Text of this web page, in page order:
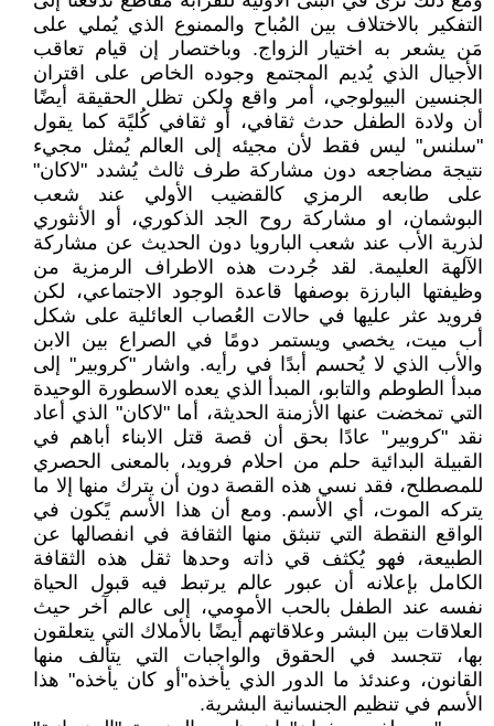
التفكير بالاختلاف بين المُباح والممنوع الذي يُملي على
مَن يشعر به اختيار الزواج. وباختصار إن قيام تعاقب
الأجيال الذي يُديم المجتمع وجوده الخاص على اقتران
الجنسين البيولوجي، أمر واقع ولكن تظل الحقيقة أيضًا
أن ولادة الطفل حدث ثقافي، أو ثقافي كُليًة كما يقول
"سلنس" ليس فقط لأن مجيئه إلى العالم يُمثل مجيء
نتيجة مضاجعه دون مشاركة طرف ثالث يُشدد "لاكان"
على طابعه الرمزي كالقضيب الأولي عند شعب
البوشمان، او مشاركة روح الجد الذكوري، أو الأنثوري
لذرية الأب عند شعب البارويا دون الحديث عن مشاركة
الآلهة العليمة. لقد جُردت هذه الاطراف الرمزية من
وظيفتها البارزة بوصفها قاعدة الوجود الاجتماعي، لكن
فرويد عثر عليها في حالات العُصاب العائلية على شكل
أب ميت، يخصي ويستمر دومًا في الصراع بين الابن
والأب الذي لا يُحسم أبدًا في رأيه. واشار "كروبير" إلى
مبدأ الطوطم والتابو، المبدأ الذي يعده الاسطورة الوحيدة
التي تمخضت عنها الأزمنة الحديثة، أما "لاكان" الذي أعاد
نقد "كروبير" عادًا بحق أن قصة قتل الابناء أباهم في
القبيلة البدائية حلم من احلام فرويد، بالمعنى الحصري
للمصطلح، فقد نسي هذه القصة دون أن يترك منها إلا ما
يتركه الموت، أي الأسم. ومع أن هذا الأسم يًكون في
الواقع النقطة التي تنبثق منها الثقافة في انفصالها عن
الطبيعة، فهو يُكثف قي ذاته وحدها ثقل هذه الثقافة
الكامل بإعلانه أن عبور عالم يرتبط فيه قبول الحياة
نفسه عند الطفل بالحب الأمومي، إلى عالم آخر حيث
العلاقات بين البشر وعلاقاتهم أيضًا بالأملاك التي يتعلقون
بها، تتجسد في الحقوق والواجبات التي يتألف منها
القانون، وعندئذ ما الدور الذي يأخذه"أو كان يأخذه" هذا
الأسم في تنظيم الجنسانية البشرية.